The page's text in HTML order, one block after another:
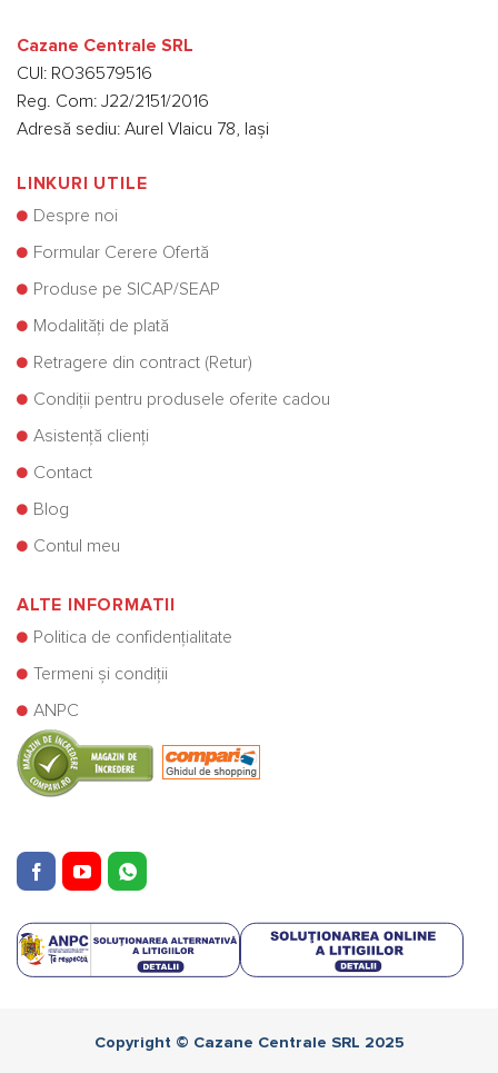
Cazane Centrale SRL
CUI: RO36579516
Reg. Com: J22/2151/2016
Adresă sediu: Aurel Vlaicu 78, Iași
LINKURI UTILE
Despre noi
Formular Cerere Ofertă
Produse pe SICAP/SEAP
Modalități de plată
Retragere din contract (Retur)
Condiții pentru produsele oferite cadou
Asistență clienți
Contact
Blog
Contul meu
ALTE INFORMATII
Politica de confidențialitate
Termeni și condiții
ANPC
Copyright © Cazane Centrale SRL 2025